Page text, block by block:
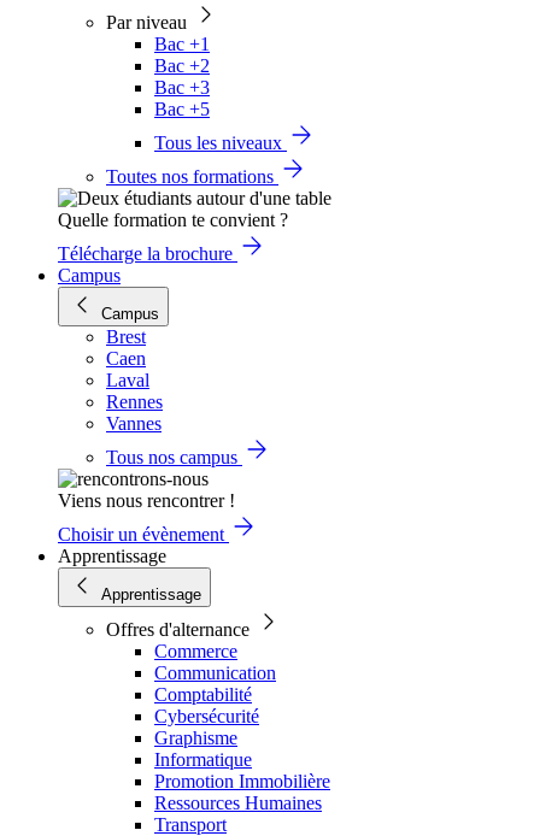
Par niveau
Bac +1
Bac +2
Bac +3
Bac +5
Tous les niveaux
Toutes nos formations
Quelle formation te convient ?
Télécharge la brochure
Campus
Campus
Brest
Caen
Laval
Rennes
Vannes
Tous nos campus
Viens nous rencontrer !
Choisir un évènement
Apprentissage
Apprentissage
Offres d'alternance
Commerce
Communication
Comptabilité
Cybersécurité
Graphisme
Informatique
Promotion Immobilière
Ressources Humaines
Transport